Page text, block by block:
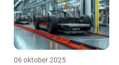
06 oktober 2025